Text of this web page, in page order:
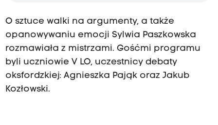
O sztuce walki na argumenty, a także
opanowywaniu emocji Sylwia Paszkowska
rozmawiała z mistrzami. Gośćmi programu
byli uczniowie V LO, uczestnicy debaty
oksfordzkiej: Agnieszka Pająk oraz Jakub
Kozłowski.